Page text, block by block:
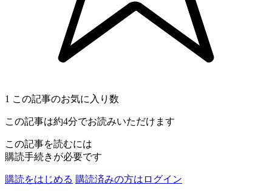
1 この記事のお気に入り数
この記事は約4分でお読みいただけます
この記事を読むには
購読手続きが必要です
購読をはじめる 購読済みの方はログイン